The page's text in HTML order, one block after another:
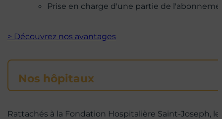
Prise en charge d'une partie de
> Découvrez nos avantages
Nos hôpitaux
Rattachés à la Fondation Hospitalière Saint-Joseph,